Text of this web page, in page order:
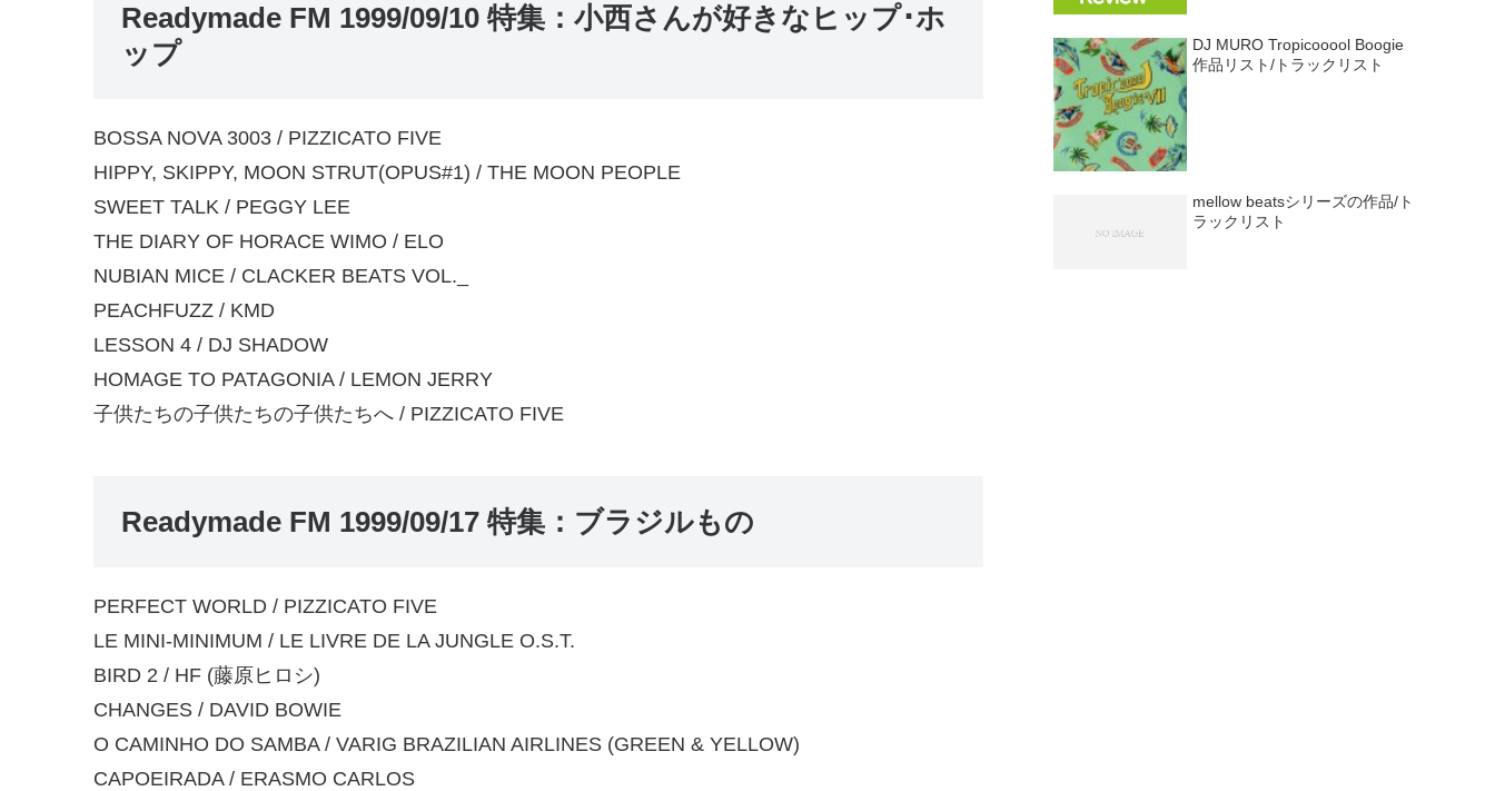
Readymade FM 1999/09/10 特集：小西さんが好きなヒップ･ホ
ップ
BOSSA NOVA 3003 / PIZZICATO FIVE
HIPPY, SKIPPY, MOON STRUT(OPUS#1) / THE MOON PEOPLE
SWEET TALK / PEGGY LEE
THE DIARY OF HORACE WIMO / ELO
NUBIAN MICE / CLACKER BEATS VOL._
PEACHFUZZ / KMD
LESSON 4 / DJ SHADOW
HOMAGE TO PATAGONIA / LEMON JERRY
子供たちの子供たちの子供たちへ / PIZZICATO FIVE
Readymade FM 1999/09/17 特集：ブラジルもの
PERFECT WORLD / PIZZICATO FIVE
LE MINI-MINIMUM / LE LIVRE DE LA JUNGLE O.S.T.
BIRD 2 / HF (藤原ヒロシ)
CHANGES / DAVID BOWIE
O CAMINHO DO SAMBA / VARIG BRAZILIAN AIRLINES (GREEN & YELLOW)
CAPOEIRADA / ERASMO CARLOS
DJ MURO Tropicooool Boogie
作品リスト/トラックリスト
mellow beatsシリーズの作品/ト
ラックリスト